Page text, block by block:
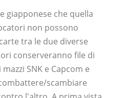
giapponese che quella
non possono
tra le due diverse
conserveranno file di
SNK e Capcom e
scambiare